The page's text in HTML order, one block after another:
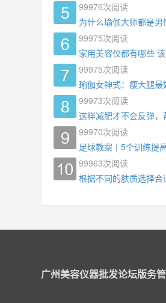
99976次阅读
为什么瑜伽大师都是男
99975次阅读
家用美容仪都有哪些
99975次阅读
瑜伽女神式：瘦大腿最
99973次阅读
这样减肥才不会反弹，
99970次阅读
足球教案丨5个训练提
99963次阅读
根据不同的肤质选择合
广州美容仪器批发论坛版务